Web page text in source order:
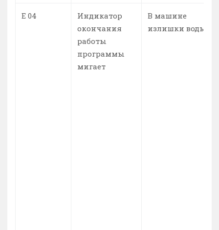
Е 04
Индикатор
окончания
работы
программы
мигает
В машине
излишки воды